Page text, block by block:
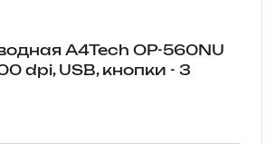
A4Tech OP-560NU
dpi, USB, кнопки - 3